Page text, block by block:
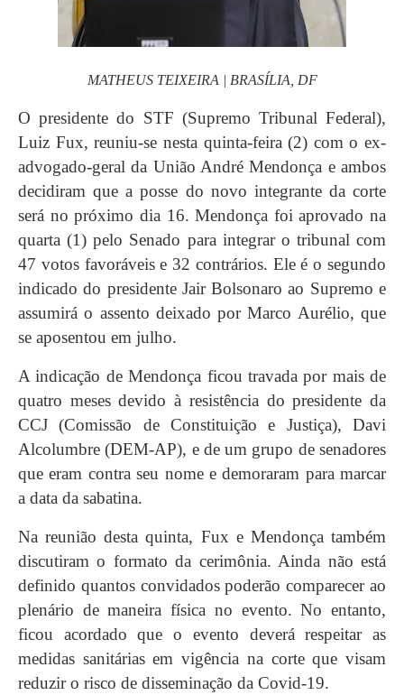
MATHEUS TEIXEIRA | BRASÍLIA, DF
O presidente do STF (Supremo Tribunal Federal),
Luiz Fux, reuniu-se nesta quinta-feira (2) com o ex-
advogado-geral da União André Mendonça e ambos
decidiram que a posse do novo integrante da corte
será no próximo dia 16. Mendonça foi aprovado na
quarta (1) pelo Senado para integrar o tribunal com
47 votos favoráveis e 32 contrários. Ele é o segundo
indicado do presidente Jair Bolsonaro ao Supremo e
assumirá o assento deixado por Marco Aurélio, que
se aposentou em julho.
A indicação de Mendonça ficou travada por mais de
quatro meses devido à resistência do presidente da
CCJ (Comissão de Constituição e Justiça), Davi
Alcolumbre (DEM-AP), e de um grupo de senadores
que eram contra seu nome e demoraram para marcar
a data da sabatina.
Na reunião desta quinta, Fux e Mendonça também
discutiram o formato da cerimônia. Ainda não está
definido quantos convidados poderão comparecer ao
plenário de maneira física no evento. No entanto,
ficou acordado que o evento deverá respeitar as
medidas sanitárias em vigência na corte que visam
reduzir o risco de disseminação da Covid-19.